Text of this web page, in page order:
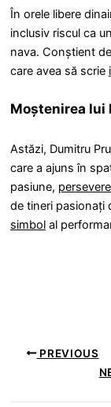
În orele libere
inclusiv riscul ca
nava. Conștient
care avea să scrie
Moștenirea lui
Astăzi, Dumitru
care a ajuns în
pasiune,
de tineri pasionați
simbol al
PREVIOUS